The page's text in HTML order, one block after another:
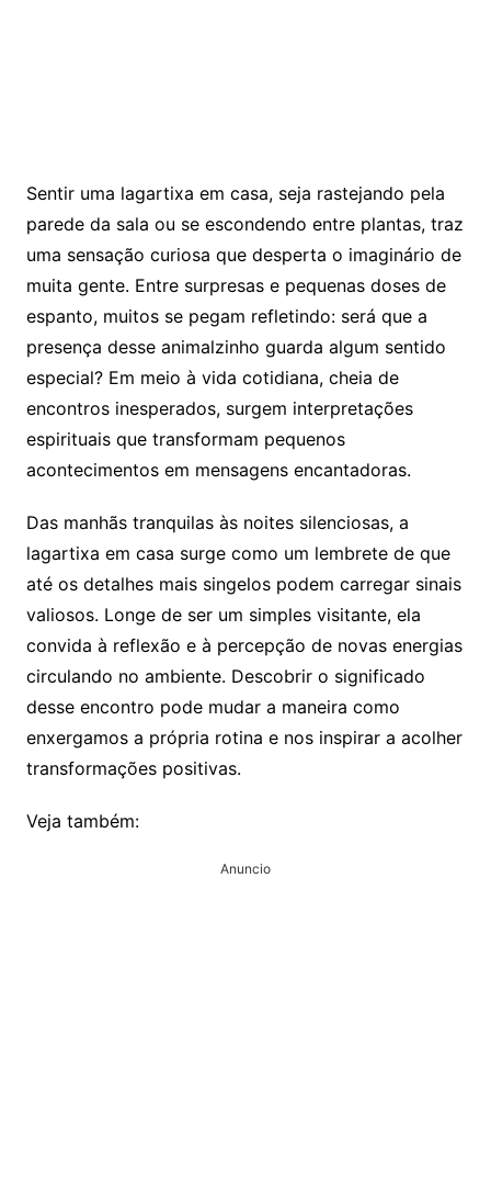
Sentir uma lagartixa em casa, seja rastejando pela
parede da sala ou se escondendo entre plantas, traz
uma sensação curiosa que desperta o imaginário de
muita gente. Entre surpresas e pequenas doses de
espanto, muitos se pegam refletindo: será que a
presença desse animalzinho guarda algum sentido
especial? Em meio à vida cotidiana, cheia de
encontros inesperados, surgem interpretações
espirituais que transformam pequenos
acontecimentos em mensagens encantadoras.
Das manhãs tranquilas às noites silenciosas, a
lagartixa em casa surge como um lembrete de que
até os detalhes mais singelos podem carregar sinais
valiosos. Longe de ser um simples visitante, ela
convida à reflexão e à percepção de novas energias
circulando no ambiente. Descobrir o significado
desse encontro pode mudar a maneira como
enxergamos a própria rotina e nos inspirar a acolher
transformações positivas.
Veja também:
Anuncio